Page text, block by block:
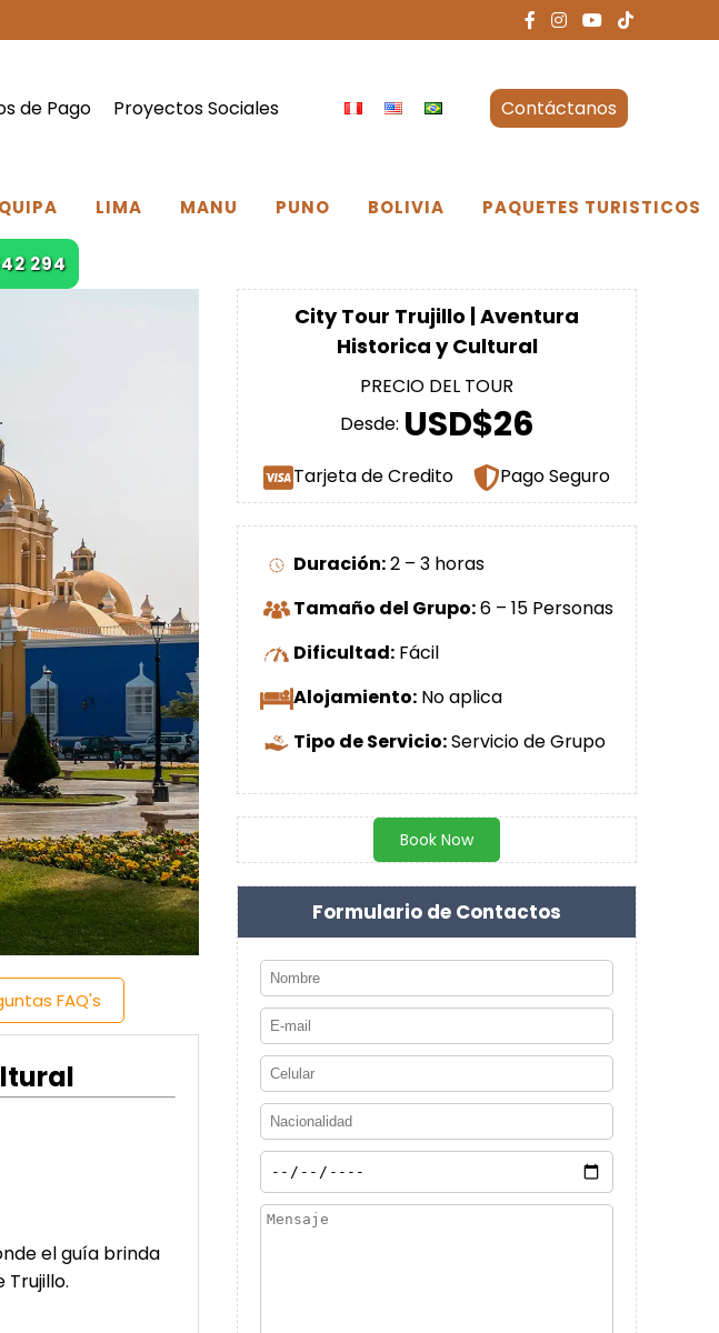
de Pago Proyectos Sociales Contáctanos
LIMA MANU PUNO BOLIVIA PAQUETES TURISTICOS
294
FAQ's
el guía brinda
City Tour Trujillo | Aventura
Historica y Cultural
PRECIO DEL TOUR
Desde: USD$26
Tarjeta de Credito Pago Seguro
Duración:2 – 3 horas
Tamaño del Grupo:6 – 15 Personas
Dificultad: Fácil
Alojamiento: No aplica
Tipo de Servicio:Servicio de Grupo
Book Now
Formulario de Contactos